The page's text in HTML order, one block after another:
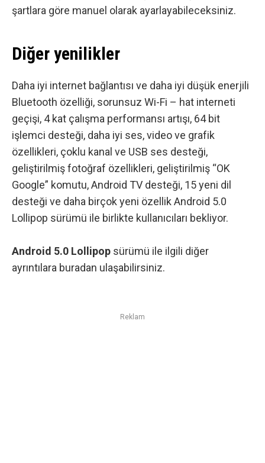
şartlara göre manuel olarak ayarlayabileceksiniz.
Diğer yenilikler
Daha iyi internet bağlantısı ve daha iyi düşük enerjili
Bluetooth özelliği, sorunsuz Wi-Fi – hat interneti
geçişi, 4 kat çalışma performansı artışı, 64 bit
işlemci desteği, daha iyi ses, video ve grafik
özellikleri, çoklu kanal ve USB ses desteği,
geliştirilmiş fotoğraf özellikleri, geliştirilmiş “OK
Google” komutu, Android TV desteği, 15 yeni dil
desteği ve daha birçok yeni özellik Android 5.0
Lollipop sürümü ile birlikte kullanıcıları bekliyor.
Android 5.0 Lollipop sürümü ile ilgili diğer
ayrıntılara buradan ulaşabilirsiniz.
Reklam